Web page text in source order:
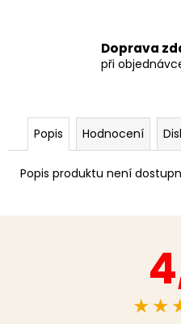
Doprava
při
Popis Hodnocení
Popis produktu není